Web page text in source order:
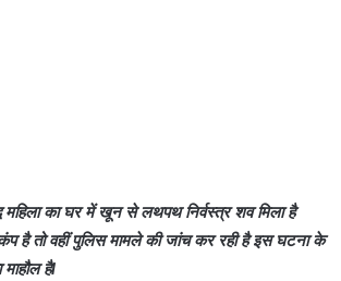
महिला का घर में खून से लथपथ निर्वस्त्र शव मिला है
है तो वहीं पुलिस मामले की जांच कर रही है इस घटना के
हैl